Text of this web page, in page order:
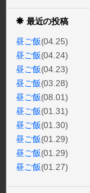
最近の投稿
昼ご飯(04.25)
昼ご飯(04.24)
昼ご飯(04.23)
昼ご飯(03.28)
昼ご飯(08.01)
昼ご飯(01.31)
昼ご飯(01.30)
昼ご飯(01.29)
昼ご飯(01.29)
昼ご飯(01.27)